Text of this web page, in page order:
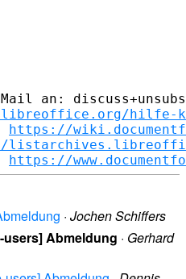
an:
hilfe-
https://
https://
· Jochen Schiffers
Abmeldung · Gerhard